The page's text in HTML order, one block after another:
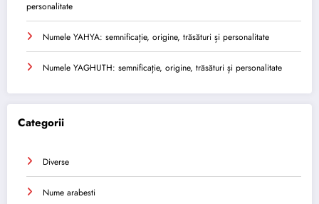
personalitate
Numele YAHYA: semnificație, origine, trăsături și personalitate
Numele YAGHUTH: semnificație, origine, trăsături și personalitate
Categorii
Diverse
Nume arabesti